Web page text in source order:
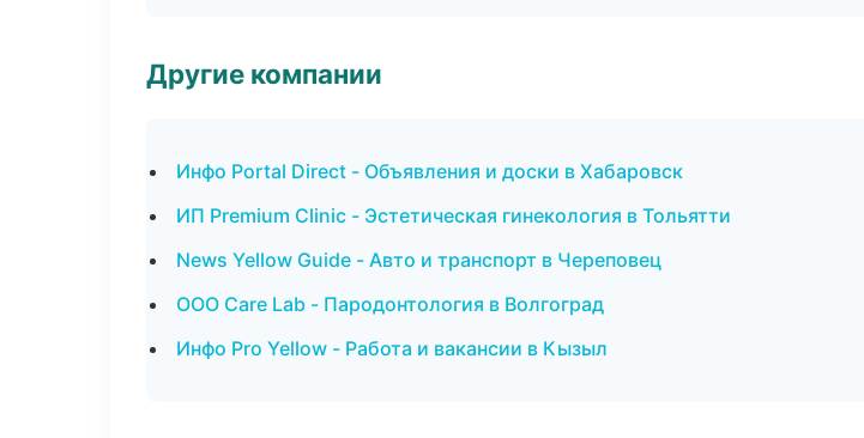
Другие компании
Инфо Portal Direct - Объявления и доски в Хабаровск
ИП Premium Clinic - Эстетическая гинекология в Тольятти
News Yellow Guide - Авто и транспорт в Череповец
ООО Care Lab - Пародонтология в Волгоград
Инфо Pro Yellow - Работа и вакансии в Кызыл